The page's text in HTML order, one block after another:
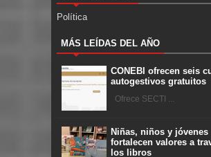
Política
MÁS LEÍDAS DEL AÑO
CONEBI ofrecen seis
autogestivos gratuitos
Ofrece SECTI ...
Niñas, niños y jóvenes
fortalecen valores a
los libros